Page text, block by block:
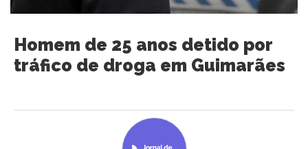
Homem de 25 anos detido por
tráfico de droga em Guimarães